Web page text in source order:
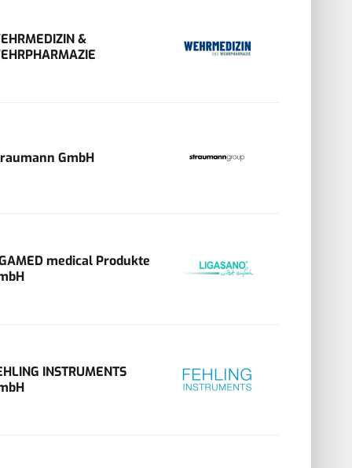
&
GmbH
medical Produkte
INSTRUMENTS